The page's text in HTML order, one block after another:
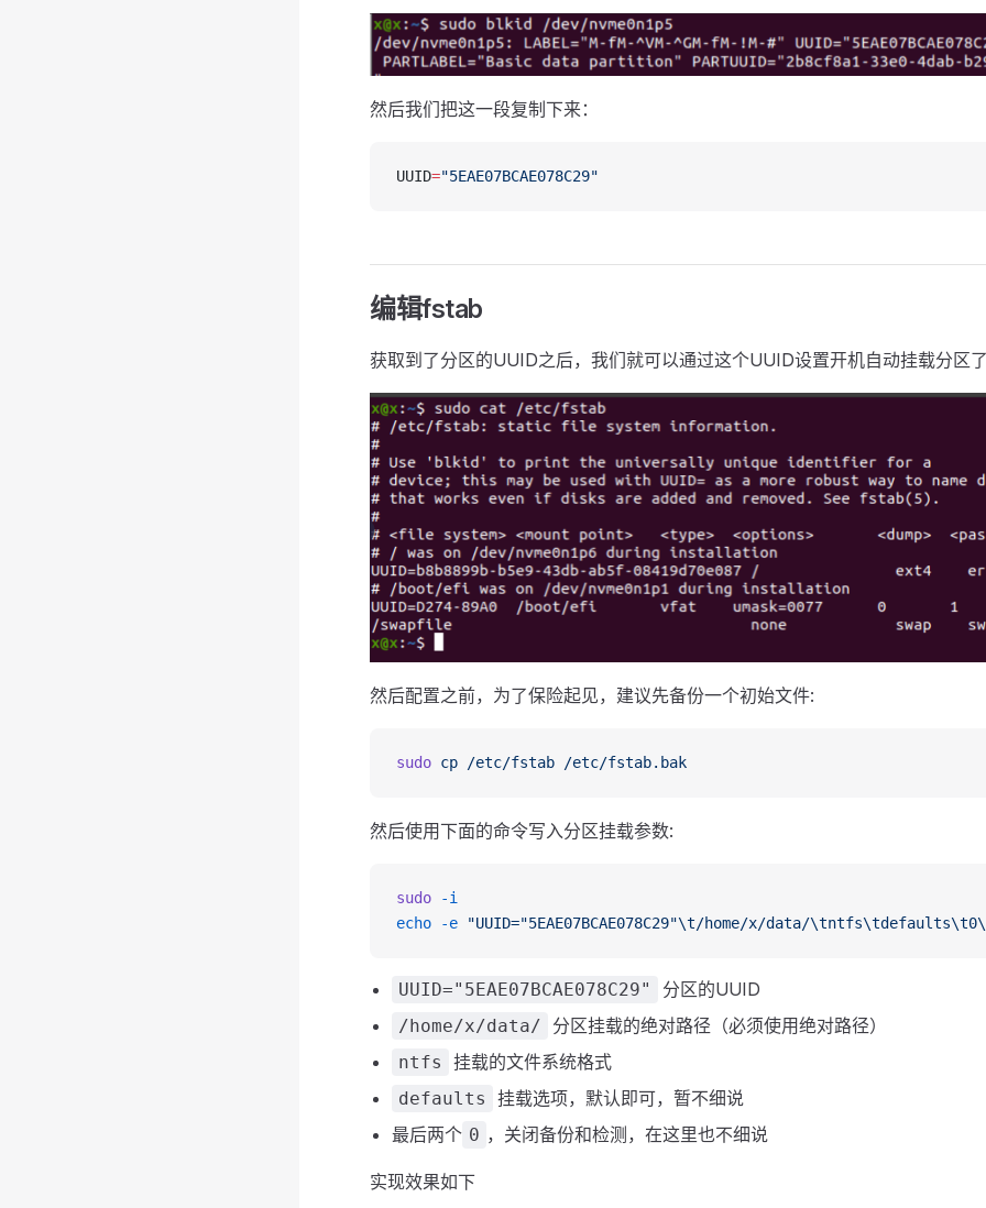
然后我们把这一段复制下来：
UUID="5EAE07BCAE078C29"
编辑fstab
获取到了分区的UUID之后，我们就可以通过这个UUID设置开机自动挂载分区
然后配置之前，为了保险起见，建议先备份一个初始文件:
sudo cp /etc/fstab /etc/fstab.bak
然后使用下面的命令写入分区挂载参数:
sudo -i
echo -e "UUID="5EAE07BCAE078C29"\t/home/x/data/
UUID="5EAE07BCAE078C29" 分区的UUID
/home/x/data/ 分区挂载的绝对路径（必须使用绝对路径）
ntfs 挂载的文件系统格式
defaults
挂载选项，默认即可，暂不细说
最后两个 0 ，关闭备份和检测，在这里也不细说
实现效果如下